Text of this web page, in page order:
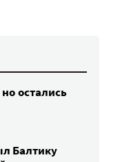
остались
Балтику